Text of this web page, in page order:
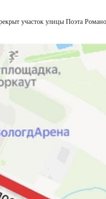
участок улицы Поэта